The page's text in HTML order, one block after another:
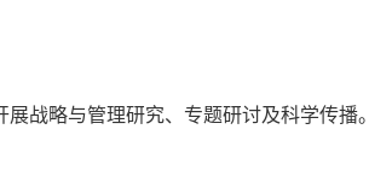
战略与管理研究、专题研讨及科学传播。